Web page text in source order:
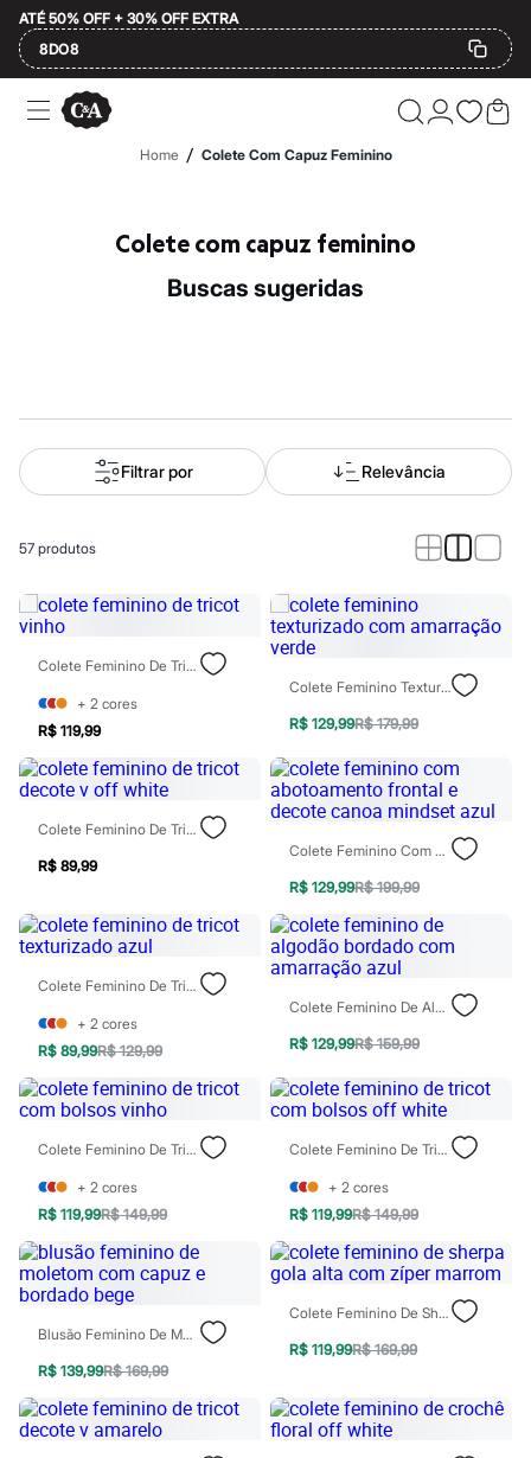
ATÉ 50% OFF + 30% OFF EXTRA
8DO8
Ofertas
Compre por Departamento
Alfaiataria
Novidades
Roupas
Blusas e Camisetas
Casacos e Jaquetas
Macacões
Saias
Shorts e Bermudas
Vestidos
Bolsas
Bonés e Chapéus
Cintos
Óculos
Calçados
Botas
Chinelos
Sandálias
Sapatilhas
Tênis
Marcas
Clock House
Mindset
Yessica
Moda esportiva
Blusas
Calçados
Leggings
Shorts e Bermudas
Tops
Moda íntima
Calcinhas
Cintas e Modeladores
Meias
Pijamas
Sutiãs e Tops
Biquínis
Maiôs
Home / Colete Com Capuz Feminino
Colete com capuz feminino
buscas sugeridas
Filtrar por Relevância
57 produtos
Colete Feminino De Tricot Vinho
+ 2 cores
R$ 119,99
Colete Feminino Texturizado Com Amarração Verde
R$ 129,99R$ 179,99
Colete Feminino De Tricot Decote V Off White
R$ 89,99
Colete Feminino Com Abotoamento Frontal E Decote Canoa Mindset Azul
R$ 129,99R$ 199,99
Colete Feminino De Tricot Texturizado Azul
+ 2 cores
R$ 89,99R$ 129,99
Colete Feminino De Algodão Bordado Com Amarração Azul
R$ 129,99R$ 159,99
Colete Feminino De Tricot Com Bolsos Vinho
+ 2 cores
R$ 119,99R$ 149,99
Colete Feminino De Tricot Com Bolsos Off White
+ 2 cores
R$ 119,99R$ 149,99
Blusão Feminino De Moletom Com Capuz E Bordado Bege
R$ 139,99R$ 169,99
Colete Feminino De Sherpa Gola Alta Com Zíper Marrom
R$ 119,99R$ 169,99